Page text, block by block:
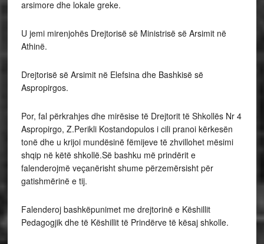
arsimore dhe lokale greke.
U jemi mirenjohës Drejtorisë së Ministrisë së Arsimit në
Athinë.
Drejtorisë së Arsimit në Elefsina dhe Bashkisë së
Aspropirgos.
Por, fal përkrahjes dhe mirësise të Drejtorit të Shkollës Nr 4
Aspropirgo, Z.Perikli Kostandopulos i cili pranoi kërkesën
tonë dhe u krijoi mundësinë fëmijeve të zhvillohet mësimi
shqip në këtë shkollë.Së bashku më prindërit e
falenderojmë veçanërisht shume përzemërsisht për
gatishmërinë e tij.
Falenderoj bashkëpunimet me drejtorinë e Këshillit
Pedagogjik dhe të Këshillit të Prindërve të kësaj shkolle.